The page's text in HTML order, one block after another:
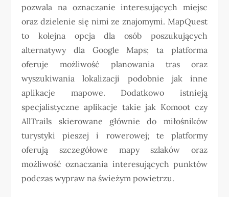
pozwala na oznaczanie interesujących miejsc
oraz dzielenie się nimi ze znajomymi. MapQuest
to kolejna opcja dla osób poszukujących
alternatywy dla Google Maps; ta platforma
oferuje możliwość planowania tras oraz
wyszukiwania lokalizacji podobnie jak inne
aplikacje mapowe. Dodatkowo istnieją
specjalistyczne aplikacje takie jak Komoot czy
AllTrails skierowane głównie do miłośników
turystyki pieszej i rowerowej; te platformy
oferują szczegółowe mapy szlaków oraz
możliwość oznaczania interesujących punktów
podczas wypraw na świeżym powietrzu.